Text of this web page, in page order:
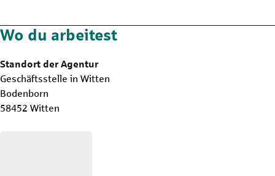
Wo du arbeitest
Standort der Agentur
Geschäftsstelle in Witten
Bodenborn
58452 Witten